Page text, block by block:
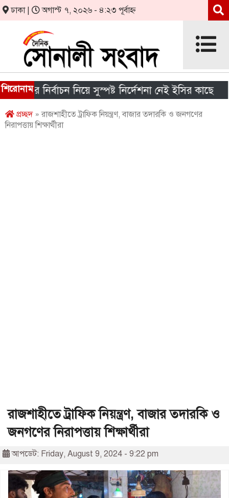
ঢাকা | অগাস্ট ৭, ২০২৬ - ৪:২৩ পূর্বাহ্ন
শিরোনামনির্বাচন নিয়ে সুস্পষ্ট নির্দেশনা নেই ইসির কাছে
প্রচ্ছদ» রাজশাহীতে ট্রাফিক নিয়ন্ত্রণ, বাজার তদারকি ও জনগণের
নিরাপত্তায় শিক্ষার্থীরা
রাজশাহীতে ট্রাফিক নিয়ন্ত্রণ, বাজার তদারকি ও
জনগণের নিরাপত্তায় শিক্ষার্থীরা
আপডেট: Friday, August 9, 2024 - 9:22 pm